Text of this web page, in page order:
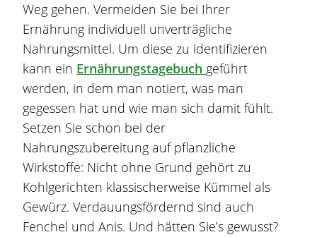
Weg gehen. Vermeiden Sie bei Ihrer
Ernährung individuell unverträgliche
Nahrungsmittel. Um diese zu identifizieren
kann ein Ernährungstagebuch geführt
werden, in dem man notiert, was man
gegessen hat und wie man sich damit fühlt.
Setzen Sie schon bei der
Nahrungszubereitung auf pflanzliche
Wirkstoffe: Nicht ohne Grund gehört zu
Kohlgerichten klassischerweise Kümmel als
Gewürz. Verdauungsfördernd sind auch
Fenchel und Anis. Und hätten Sie’s gewusst?